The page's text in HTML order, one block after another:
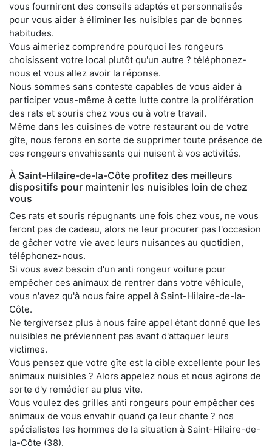
vous fourniront des conseils adaptés et personnalisés
pour vous aider à éliminer les nuisibles par de bonnes
habitudes.
Vous aimeriez comprendre pourquoi les rongeurs
choisissent votre local plutôt qu'un autre ? téléphonez-
nous et vous allez avoir la réponse.
Nous sommes sans conteste capables de vous aider à
participer vous-même à cette lutte contre la prolifération
des rats et souris chez vous ou à votre travail.
Même dans les cuisines de votre restaurant ou de votre
gîte, nous ferons en sorte de supprimer toute présence de
ces rongeurs envahissants qui nuisent à vos activités.
À Saint-Hilaire-de-la-Côte profitez des meilleurs
dispositifs pour maintenir les nuisibles loin de chez
vous
Ces rats et souris répugnants une fois chez vous, ne vous
feront pas de cadeau, alors ne leur procurer pas l'occasion
de gâcher votre vie avec leurs nuisances au quotidien,
téléphonez-nous.
Si vous avez besoin d'un anti rongeur voiture pour
empêcher ces animaux de rentrer dans votre véhicule,
vous n'avez qu'à nous faire appel à Saint-Hilaire-de-la-
Côte.
Ne tergiversez plus à nous faire appel étant donné que les
nuisibles ne préviennent pas avant d'attaquer leurs
victimes.
Vous pensez que votre gîte est la cible excellente pour les
animaux nuisibles ? Alors appelez nous et nous agirons de
sorte d'y remédier au plus vite.
Vous voulez des grilles anti rongeurs pour empêcher ces
animaux de vous envahir quand ça leur chante ? nos
spécialistes les hommes de la situation à Saint-Hilaire-de-
la-Côte (38).